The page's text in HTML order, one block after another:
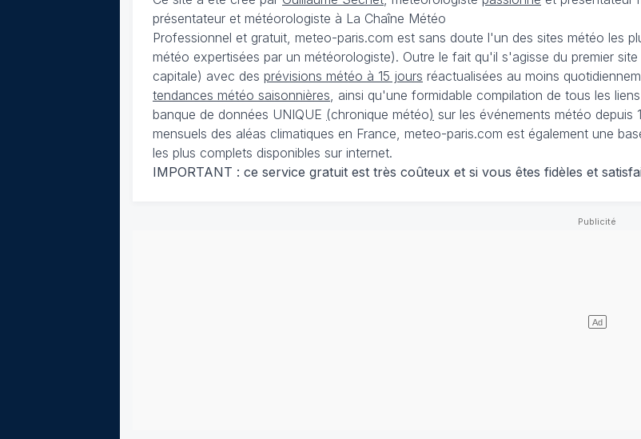
présentateur et météorologiste à La Chaîne Météo
Professionnel et gratuit, meteo-paris.com est sans doute l'un des sites météo les
météo expertisées par un météorologiste). Outre le fait qu'il s'agisse du premier
capitale) avec des prévisions météo à 15 jours réactualisées au moins
tendances météo saisonnières , ainsi qu'une formidable compilation de tous les
banque de données UNIQUE (chronique météo) sur les événements météo
mensuels des aléas climatiques en France, meteo-paris.com est également une
les plus complets disponibles sur internet.
IMPORTANT : ce service gratuit est très coûteux et si vous êtes fidèles et